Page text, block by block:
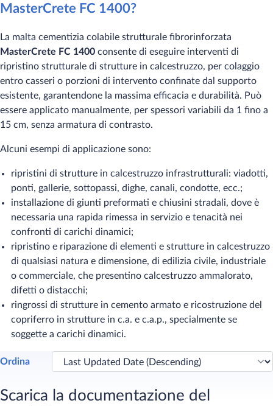
MasterCrete FC 1400?
La malta cementizia colabile strutturale fibrorinforzata
MasterCrete FC 1400 consente di eseguire interventi di
ripristino strutturale di strutture in calcestruzzo, per colaggio
entro casseri o porzioni di intervento confinate dal supporto
esistente, garantendone la massima efficacia e durabilità. Può
essere applicato manualmente, per spessori variabili da 1 fino a
15 cm, senza armatura di contrasto.
Alcuni esempi di applicazione sono:
ripristini di strutture in calcestruzzo infrastrutturali: viadotti,
ponti, gallerie, sottopassi, dighe, canali, condotte, ecc.;
installazione di giunti preformati e chiusini stradali, dove è
necessaria una rapida rimessa in servizio e tenacità nei
confronti di carichi dinamici;
ripristino e riparazione di elementi e strutture in calcestruzzo
di qualsiasi natura e dimensione, di edilizia civile, industriale
o commerciale, che presentino calcestruzzo ammalorato,
difetti o distacchi;
ringrossi di strutture in cemento armato e ricostruzione del
copriferro in strutture in c.a. e c.a.p., specialmente se
soggette a carichi dinamici.
Ordina
Scarica la documentazione del